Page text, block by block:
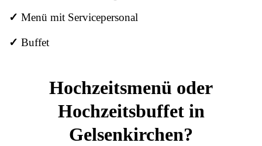
✓ Menü mit Servicepersonal
✓ Buffet
Hochzeitsmenü oder
Hochzeitsbuffet in
Gelsenkirchen?